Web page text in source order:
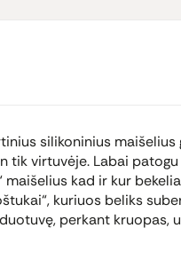
silikoninius maišelius
tik virtuvėje. Labai
maišelius kad ir kur
kuriuos beliks
perkant kruopas,